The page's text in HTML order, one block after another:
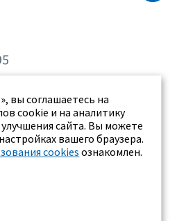
вы соглашаетесь на
cookie и на аналитику
сайта. Вы можете
вашего браузера.
cookies ознакомлен.
2Б